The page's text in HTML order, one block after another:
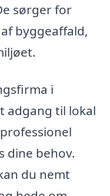
sørger for
byggeaffald,
i
adgang til lokal
dine behov.
du nemt